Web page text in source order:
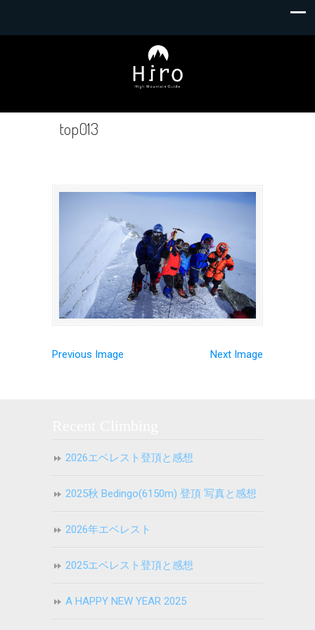
top013
Previous Image Next Image
2026エベレスト登頂と感想
2025秋 Bedingo(6150m) 登頂 写真と感想
2026年エベレスト
2025エベレスト登頂と感想
A HAPPY NEW YEAR 2025